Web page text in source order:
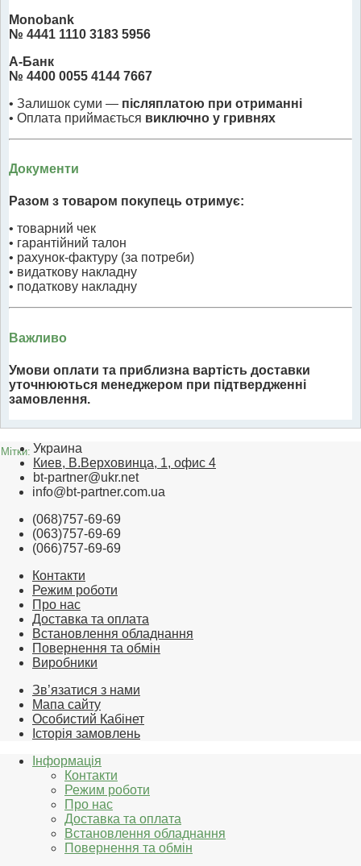
Monobank
№ 4441 1110 3183 5956
А-Банк
№ 4400 0055 4144 7667
• Залишок суми — післяплатою при отриманні
• Оплата приймається виключно у гривнях
Документи
Разом з товаром покупець отримує:
• товарний чек
• гарантійний талон
• рахунок-фактуру (за потреби)
• видаткову накладну
• податкову накладну
Важливо
Умови оплати та приблизна вартість доставки
уточнюються менеджером при підтвердженні
замовлення.
Мітки: Украина
Киев, В.Верховинца, 1, офис 4
bt-partner@ukr.net
info@bt-partner.com.ua
(068)757-69-69
(063)757-69-69
(066)757-69-69
Контакти
Режим роботи
Про нас
Доставка та оплата
Встановлення обладнання
Повернення та обмін
Виробники
Зв’язатися з нами
Мапа сайту
Особистий Кабінет
Історія замовлень
Інформація
Контакти
Режим роботи
Про нас
Доставка та оплата
Встановлення обладнання
Повернення та обмін